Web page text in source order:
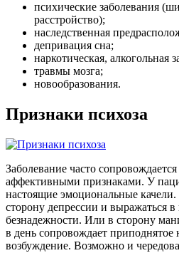
психические заболевания
расстройство);
наследственная
депривация сна;
наркотическая, алкогольная
травмы мозга;
новообразования.
Признаки психоза
Заболевание часто
аффективными признаками. У
настоящие эмоциональные
сторону депрессии и выражаться
безнадежности. Или в сторону
в день сопровождает приподнятое
возбуждение. Возможно и